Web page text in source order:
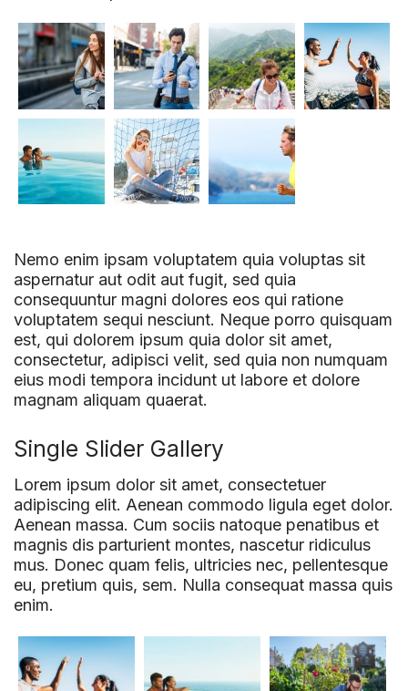
Nemo enim ipsam voluptatem quia voluptas sit
aspernatur aut odit aut fugit, sed quia
consequuntur magni dolores eos qui ratione
voluptatem sequi nesciunt. Neque porro quisquam
est, qui dolorem ipsum quia dolor sit amet,
consectetur, adipisci velit, sed quia non numquam
eius modi tempora incidunt ut labore et dolore
magnam aliquam quaerat.
Single Slider Gallery
Lorem ipsum dolor sit amet, consectetuer
adipiscing elit. Aenean commodo ligula eget dolor.
Aenean massa. Cum sociis natoque penatibus et
magnis dis parturient montes, nascetur ridiculus
mus. Donec quam felis, ultricies nec, pellentesque
eu, pretium quis, sem. Nulla consequat massa quis
enim.